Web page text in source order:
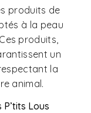
produits de
à la peau
produits,
un
la
animal.
Lous